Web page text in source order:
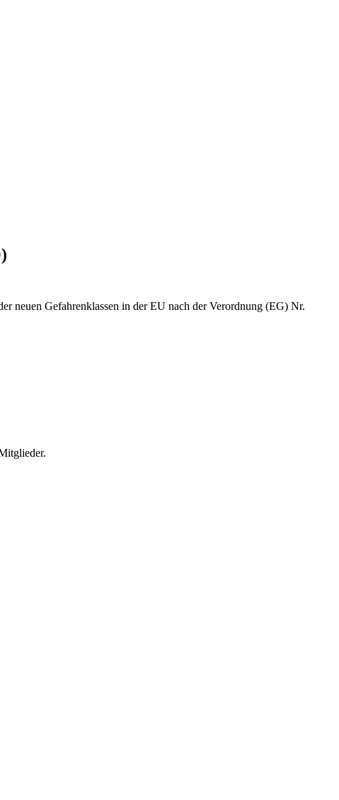
neuen Gefahrenklassen in der EU nach der Verordnung (EG) Nr.